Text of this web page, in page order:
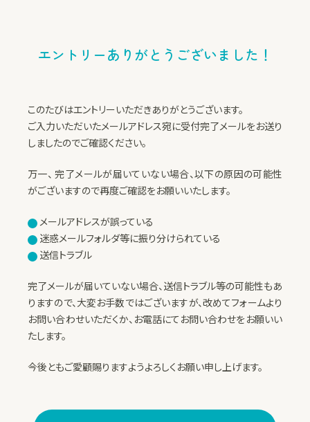
エントリーありがとうございました！
このたびはエントリーいただきありがとうございます。
ご入力いただいたメールアドレス宛に受付完了メールをお送り
しましたのでご確認ください。
万一、 完了メールが届いていない場合、以下の原因の可能性
がございますので再度ご確認をお願いいたします。
メールアドレスが誤っている
迷惑メールフォルダ等に振り分けられている
送信トラブル
完了メールが届いていない場合、送信トラブル等の可能性もあ
りますので、大変お手数ではございますが、改めてフォームより
お問い合わせいただくか、お電話にてお問い合わせをお願いい
たします。
今後ともご愛顧賜りますようよろしくお願い申し上げます。